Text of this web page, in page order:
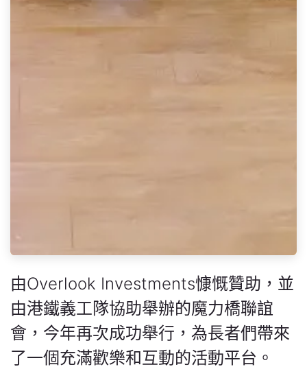
由Overlook Investments慷慨贊助，並
由港鐵義工隊協助舉辦的魔力橋聯誼
會，今年再次成功舉行，為長者們帶來
了一個充滿歡樂和互動的活動平台。